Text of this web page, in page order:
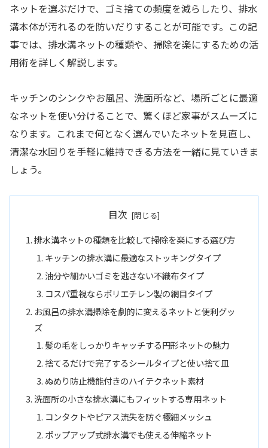
ネットを選ぶだけで、ゴミ捨ての頻度を減らしたり、排水
溝本体が汚れるのを防いだりすることが可能です。この記
事では、排水溝ネットの種類や、掃除を楽にするための活
用術を詳しく解説します。
キッチンのシンクやお風呂、洗面所など、場所ごとに最適
なネットを使い分けることで、驚くほど家事がスムーズに
なります。これまで何となく選んでいたネットを見直し、
清潔な水回りを手軽に維持できる方法を一緒に見ていきま
しょう。
目次
排水溝ネットの種類を比較して掃除を楽にする選び方
キッチンの排水溝に最適なストッキングタイプ
油分や細かいゴミを逃さない不織布タイプ
コスパ重視ならポリエチレン製の網目タイプ
お風呂の排水溝掃除を劇的に変えるネットと便利グッ
ズ
髪の毛をしっかりキャッチする円形ネットの魅力
捨てるだけで完了するシールタイプと使い捨て皿
ぬめり防止機能付きのハイテクネット素材
洗面所の小さな排水溝にもフィットする専用ネット
コンタクトやピアス流失を防ぐ極細メッシュ
ポップアップ式排水溝でも使える伸縮ネット